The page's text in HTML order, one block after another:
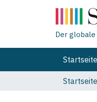
Der
Startseite
Startseite